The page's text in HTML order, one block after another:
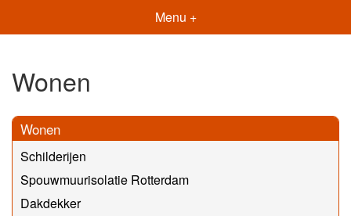
Menu +
Wonen
Wonen
Schilderijen
Spouwmuurisolatie Rotterdam
Dakdekker